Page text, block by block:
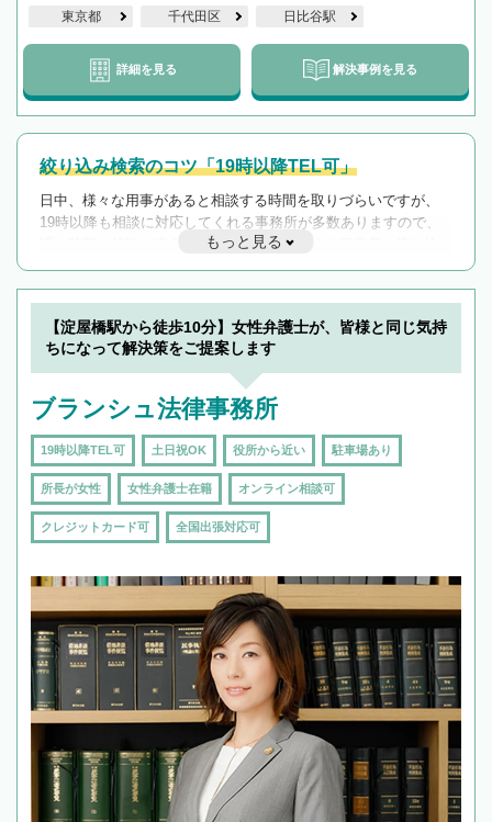
東京都 千代田区 日比谷駅
詳細を見る 解決事例を見る
絞り込み検索のコツ「19時以降TEL可」
日中、様々な用事があると相談する時間を取りづらいですが、
19時以降も相談に対応してくれる事務所が多数ありますので、
遅い時間の相談が増えそうな場合はそのような事務所に絞り込
んで検索してみましょう。
19時以降TEL可の条件
を加えて再検索
もっと見る
【淀屋橋駅から徒歩10分】女性弁護士が、皆様と同じ気持
ちになって解決策をご提案します
ブランシュ法律事務所
19時以降TEL可 土日祝OK 役所から近い 駐車場あり
所長が女性 女性弁護士在籍 オンライン相談可
クレジットカード可 全国出張対応可